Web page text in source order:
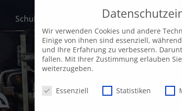
Schulungsangebot AKADEMIE
Wir verwenden Cookies und andere
Einige von ihnen sind essenziell,
und Ihre Erfahrung zu verbessern.
fallen. Mit Ihrer Zustimmung erlauben
weiterzugeben.
Datenschutzeinstellungen
Essenziell Statistiken